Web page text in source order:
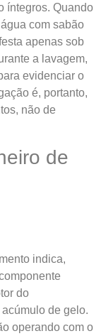
íntegros. Quando
com sabão
apenas sob
a lavagem,
evidenciar o
é, portanto,
não de
de
indica,
do
de gelo.
operando com o